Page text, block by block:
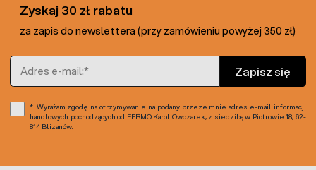
Zyskaj 30 zł rabatu
za zapis do newslettera (przy zamówieniu powyżej 350 zł)
Adres e-mail
Zapisz się
Wyrażam zgodę na otrzymywanie na podany przeze mnie adres e-mail informacji
handlowych pochodzących od FERMO Karol Owczarek, z siedzibą w Piotrowie 18, 62-
814 Blizanów.